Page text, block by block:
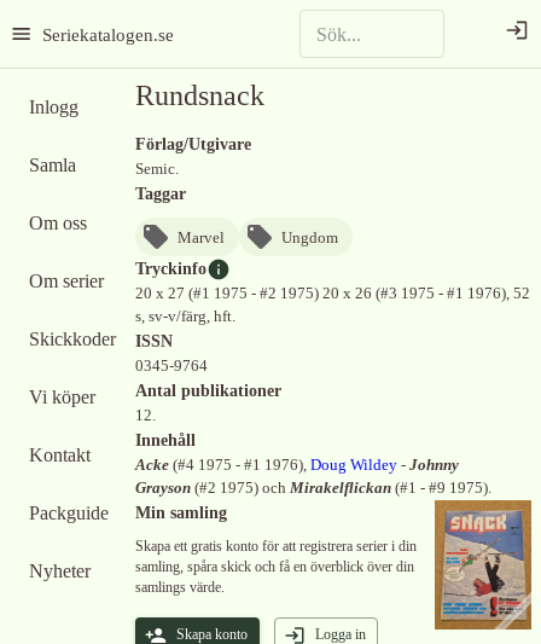
Seriekatalogen.se
Inlogg
Samla
Om oss
Om serier
Skickkoder
Vi köper
Kontakt
Packguide
Nyheter
Rundsnack
Förlag/Utgivare
Semic.
Taggar
Marvel
Ungdom
Tryckinfo
20 x 27 (#1 1975 - #2 1975) 20 x 26 (#3 1975 - #1 1976), 52
s, sv-v/färg, hft.
ISSN
0345-9764
Antal publikationer
12.
Innehåll
Acke (#4 1975 - #1 1976), Doug Wildey - Johnny
Grayson (#2 1975) och Mirakelflickan (#1 - #9 1975).
Min samling
Skapa ett gratis konto för att registrera serier i din
samling, spåra skick och få en överblick över din
samlings värde.
Skapa konto Logga in